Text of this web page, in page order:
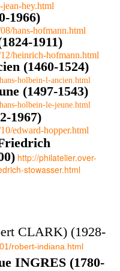
hey.html
1966)
hans-hofmann.html
1911)
heinrich-hofmann.html
(1460-1524)
holbein-l-ancien.html
(1497-1543)
holbein-le-jeune.html
1967)
edward-hopper.html
http://philatelier.over-
stowasser.html
CLARK) (1928-
robert-indiana.html
INGRES (1780-